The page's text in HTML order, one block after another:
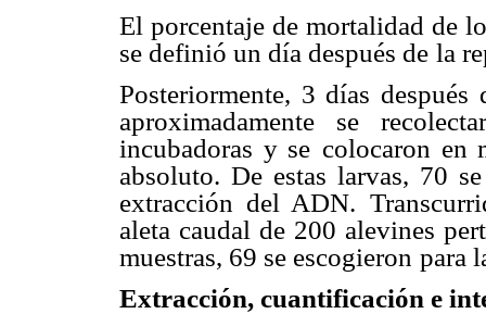
El porcentaje de mortalidad de
se definió un día después de la
Posteriormente, 3 días
aproximadamente se
incubadoras y se colocaron en
absoluto. De estas larvas, 70
extracción del ADN.
aleta caudal de 200 alevines
muestras, 69 se escogieron para
Extracción, cuantificación e